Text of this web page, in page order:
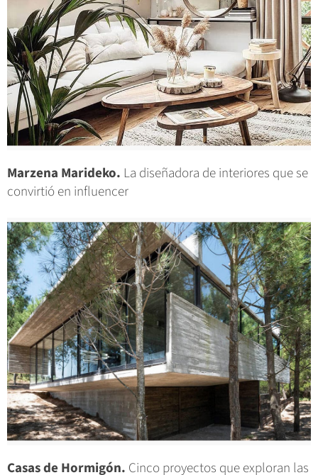
Marzena Marideko. La diseñadora de interiores que se
convirtió en influencer
Casas de Hormigón. Cinco proyectos que exploran las